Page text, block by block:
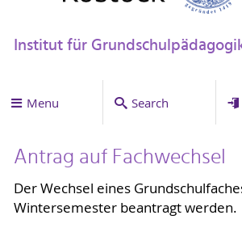
Institut für
Menu Search
Antrag auf Fachwechsel
Der Wechsel eines
Wintersemester beantragt werden.